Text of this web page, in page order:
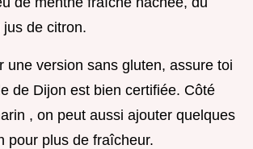
de citron.
une version sans gluten, assure toi
de Dijon est bien certifiée. Côté
, on peut aussi ajouter quelques
pour plus de fraîcheur.